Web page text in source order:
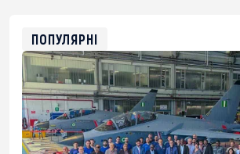
0xfD02863D3289416fcF50975c9DFda13623f97758
ПОПУЛЯРНІ